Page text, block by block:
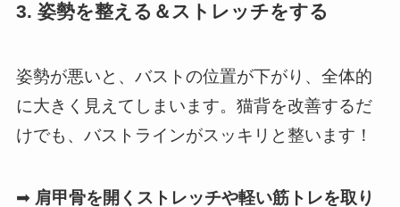
3. 姿勢を整える＆ストレッチをする
姿勢が悪いと、バストの位置が下がり、全体的
に大きく見えてしまいます。猫背を改善するだ
けでも、バストラインがスッキリと整います！
➡ 肩甲骨を開くストレッチや軽い筋トレを取り